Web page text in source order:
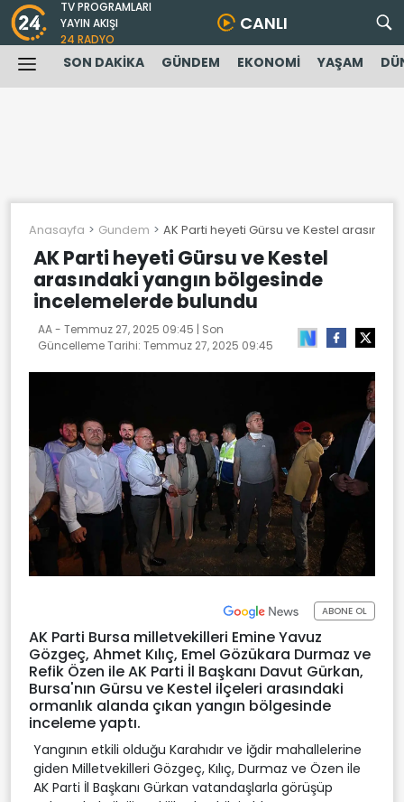
TV PROGRAMLARI
YAYIN AKIŞI
24 RADYO
CANLI
SON DAKİKA GÜNDEM EKONOMİ YAŞAM
Anasayfa Gundem AK Parti heyeti Gürsu ve Kestel
AK Parti heyeti Gürsu ve Kestel
arasındaki yangın bölgesinde
incelemelerde bulundu
AA - Temmuz 27, 2025 09:45 | Son
Güncelleme Tarihi: Temmuz 27, 2025 09:45
ABONE OL
AK Parti Bursa milletvekilleri Emine Yavuz
Gözgeç, Ahmet Kılıç, Emel Gözükara Durmaz ve
Refik Özen ile AK Parti İl Başkanı Davut Gürkan,
Bursa'nın Gürsu ve Kestel ilçeleri arasındaki
ormanlık alanda çıkan yangın bölgesinde
inceleme yaptı.
Yangının etkili olduğu Karahıdır ve İğdir mahallelerine
giden Milletvekilleri Gözgeç, Kılıç, Durmaz ve Özen ile
AK Parti İl Başkanı Gürkan vatandaşlarla görüşüp